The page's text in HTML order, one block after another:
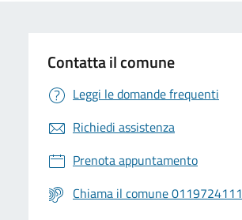
Contatta il comune
Leggi le domande frequenti
Richiedi assistenza
Prenota appuntamento
Chiama il comune 0119724111